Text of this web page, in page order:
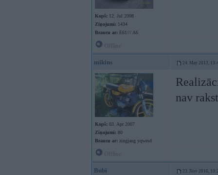
Kopš: 12. Jul 2008
Ziņojumi: 1434
Braucu ar: E61/// A6
mikins 24. May 2013,
Kopš: 03. Apr 2007
Ziņojumi: 80
Braucu ar: zingjang yqwesd
nav
Bubi 23. Nov 2016,